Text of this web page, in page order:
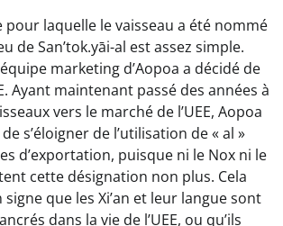
pour laquelle le vaisseau a été nommé
de San’tok.yāi-al est assez simple.
marketing d’Aopoa a décidé de
Ayant maintenant passé des années à
vers le marché de l’UEE, Aopoa
s’éloigner de l’utilisation de « al »
d’exportation, puisque ni le Nox ni le
cette désignation non plus. Cela
que les Xi’an et leur langue sont
dans la vie de l’UEE, ou qu’ils